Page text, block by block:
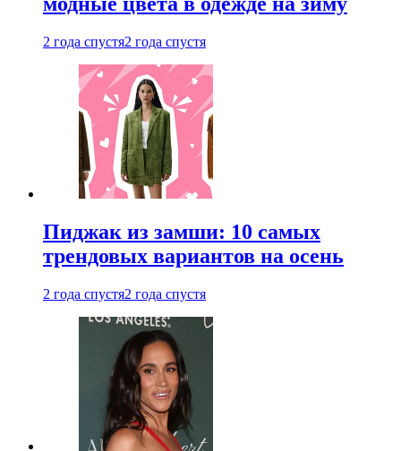
2 года спустя2 года спустя
Пиджак из замши: 10 самых
трендовых вариантов на осень
2 года спустя2 года спустя